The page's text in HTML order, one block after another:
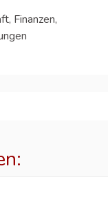
Finanzen,